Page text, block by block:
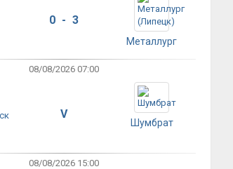
0 - 3
Металлург
08/08/2026 07:00
V
Шумбрат
08/08/2026 15:00